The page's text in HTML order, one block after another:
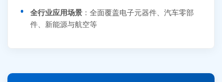
全行业应用场景 ：全面覆盖电子元器件、汽车零部
件、新能源与航空等